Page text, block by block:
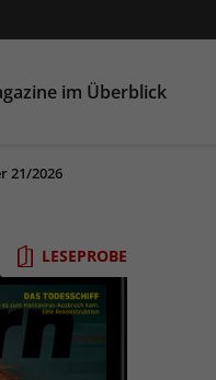
im Überblick
21/2026
LESEPROBE